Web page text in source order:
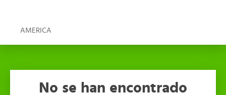
AMERICA
No se han encontrado